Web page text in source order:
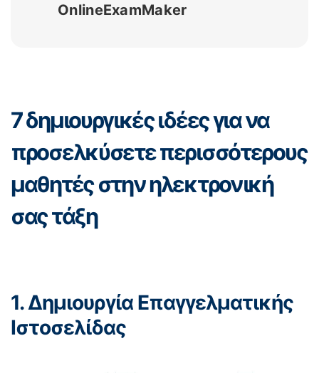
OnlineExamMaker
7 δημιουργικές ιδέες για να
προσελκύσετε περισσότερους
μαθητές στην ηλεκτρονική
σας τάξη
1. Δημιουργία Επαγγελματικής
Ιστοσελίδας